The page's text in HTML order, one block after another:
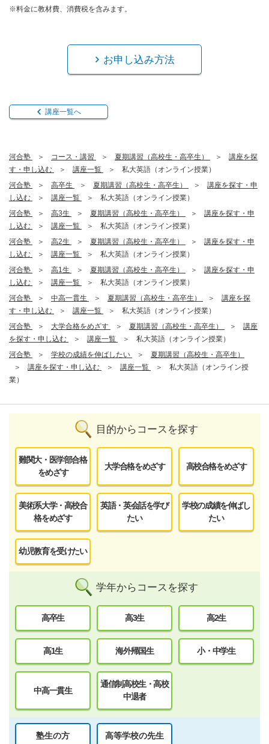
※料金に教材費、消費税を含みます。
お申し込み方法
講座一覧へ
河合塾 コース・講習 夏期講習（高校生・高卒生）
講座を探
す・申し込む
講座一覧
私大英語（オンライン授業）
河合塾
高卒生 夏期講習（高校生・高卒生）
講座を探す・申
し込む
講座一覧
私大英語（オンライン授業）
河合塾
高3生 夏期講習（高校生・高卒生）
講座を探す・申
し込む
講座一覧
私大英語（オンライン授業）
河合塾
高2生 夏期講習（高校生・高卒生）
講座を探す・申
し込む
講座一覧
私大英語（オンライン授業）
河合塾
高1生 夏期講習（高校生・高卒生）
講座を探す・申
し込む
講座一覧
私大英語（オンライン授業）
河合塾
中高一貫生 夏期講習（高校生・高卒生）
講座を探
す・申し込む
講座一覧
私大英語（オンライン授業）
河合塾
大学合格をめざす 夏期講習（高校生・高卒生）
講座
を探す・申し込む
講座一覧
私大英語（オンライン授業）
河合塾
学校の成績を伸ばしたい
夏期講習（高校生・高卒生）
講座を探す・申し込む
講座一覧
私大英語（オンライン授
業）
目的からコースを探す
難関大・医学部合格
をめざす
大学合格をめざす 高校合格をめざす
美術系大学・高校合
格をめざす
英語・英会話を学び
たい
学校の成績を伸ばし
たい
幼児教育を受けたい
学年からコースを探す
高卒生 高3生 高2生
高1生 海外帰国生 小・中学生
中高一貫生
通信制高校生・高校
中退者
塾生の方 高等学校の先生